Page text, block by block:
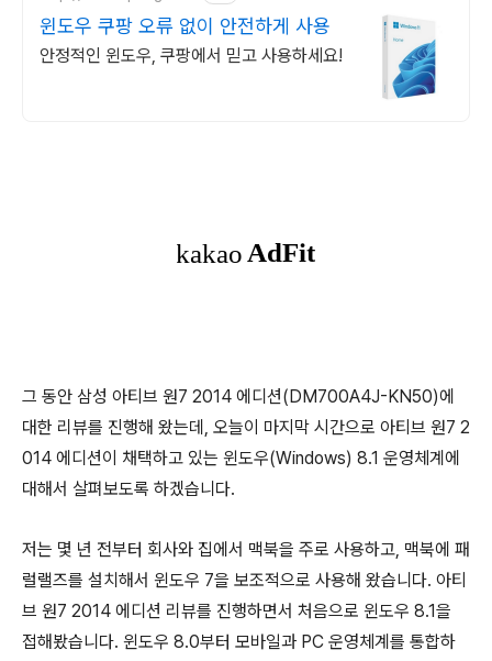
윈도우 쿠팡 오류 없이 안전하게 사용
안정적인 윈도우, 쿠팡에서 믿고 사용하세요!
그 동안 삼성 아티브 원7 2014 에디션(DM700A4J-KN50)에
대한 리뷰를 진행해 왔는데, 오늘이 마지막 시간으로 아티브 원7 2
014 에디션이 채택하고 있는 윈도우(Windows) 8.1 운영체계에
대해서 살펴보도록 하겠습니다.
저는 몇 년 전부터 회사와 집에서 맥북을 주로 사용하고, 맥북에 패
럴랠즈를 설치해서 윈도우 7을 보조적으로 사용해 왔습니다. 아티
브 원7 2014 에디션 리뷰를 진행하면서 처음으로 윈도우 8.1을
접해봤습니다. 윈도우 8.0부터 모바일과 PC 운영체계를 통합하